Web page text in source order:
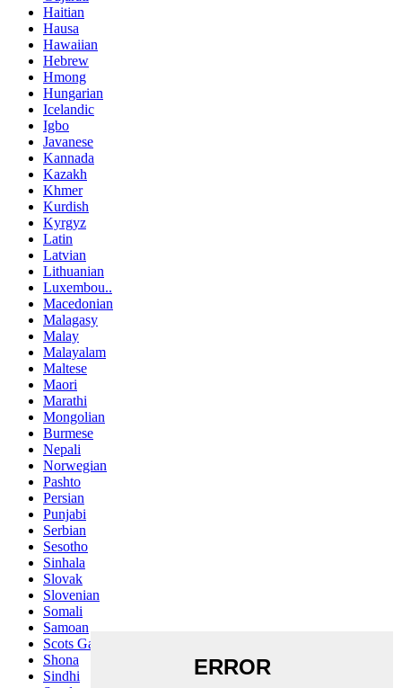
Haitian
Hausa
Hawaiian
Hebrew
Hmong
Hungarian
Icelandic
Igbo
Javanese
Kannada
Kazakh
Khmer
Kurdish
Kyrgyz
Latin
Latvian
Lithuanian
Luxembou..
Macedonian
Malagasy
Malay
Malayalam
Maltese
Maori
Marathi
Mongolian
Burmese
Nepali
Norwegian
Pashto
Persian
Punjabi
Serbian
Sesotho
Sinhala
Slovak
Slovenian
Somali
Samoan
Scots Gaelic
Shona
Sindhi